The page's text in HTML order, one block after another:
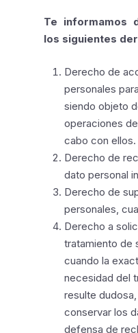
Te informamos
los siguientes
Derecho de
personales
siendo objeto
operaciones
cabo con ellos.
Derecho de
dato personal
Derecho de
personales,
Derecho a
tratamiento de
cuando la
necesidad del
resulte
conservar los
defensa de